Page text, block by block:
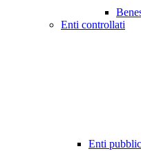
Enti controllati
Enti